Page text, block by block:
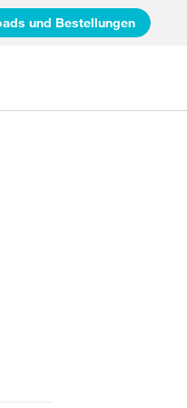
und Bestellungen